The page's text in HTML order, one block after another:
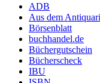
ADB
Aus dem
Börsenblatt
buchhandel.de
Büchergutschein
Bücherscheck
IBU